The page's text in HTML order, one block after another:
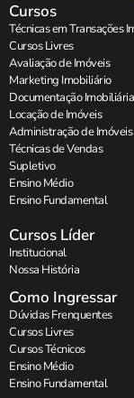
Cursos
Técnicas em Transações
Cursos Livres
Avaliação de Imóveis
Marketing Imobiliário
Documentação Imobiliária
Locação de Imóveis
Administração de Imóveis
Técnicas de Vendas
Supletivo
Ensino Médio
Ensino Fundamental
Cursos Líder
Institucional
Nossa História
Como Ingressar
Dúvidas Frenquentes
Cursos Livres
Cursos Técnicos
Ensino Médio
Ensino Fundamental